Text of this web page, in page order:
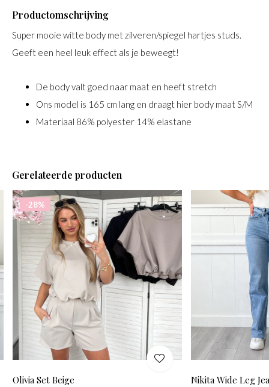
Productomschrijving
Super mooie witte body met zilveren/spiegel hartjes studs.
Geeft een heel leuk effect als je beweegt!
De body valt goed naar maat en heeft stretch
Ons model is 165 cm lang en draagt hier body maat S/M
Materiaal 86% polyester 14% elastane
Gerelateerde producten
-28%
Olivia Set Beige Nikita Wide Leg